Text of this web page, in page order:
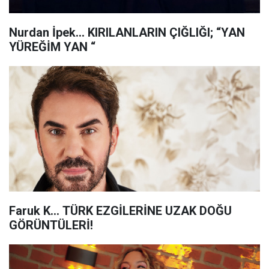
Nurdan İpek… KIRILANLARIN ÇIĞLIĞI; “YAN
YÜREĞİM YAN “
Faruk K… TÜRK EZGİLERİNE UZAK DOĞU
GÖRÜNTÜLERİ!